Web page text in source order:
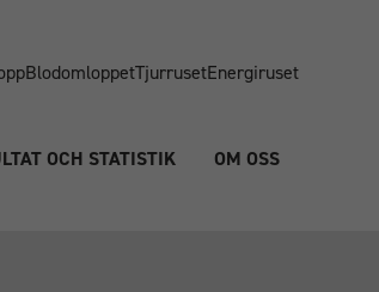
BlodomloppetTjurrusetEnergiruset
OCH STATISTIK OM OSS